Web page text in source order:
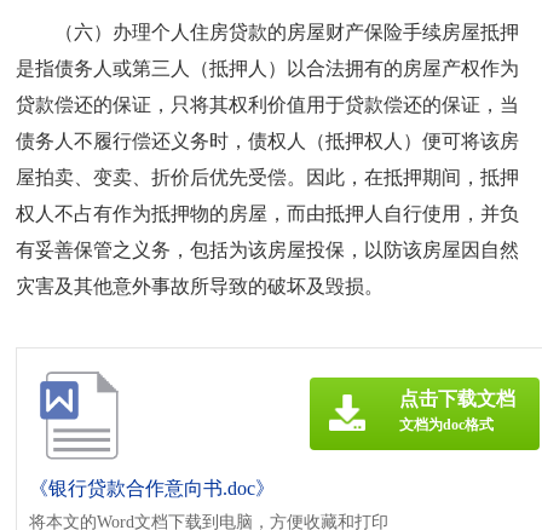
（六）办理个人住房贷款的房屋财产保险手续房屋抵押
是指债务人或第三人（抵押人）以合法拥有的房屋产权作为
贷款偿还的保证，只将其权利价值用于贷款偿还的保证，当
债务人不履行偿还义务时，债权人（抵押权人）便可将该房
屋拍卖、变卖、折价后优先受偿。因此，在抵押期间，抵押
权人不占有作为抵押物的房屋，而由抵押人自行使用，并负
有妥善保管之义务，包括为该房屋投保，以防该房屋因自然
灾害及其他意外事故所导致的破坏及毁损。
《银行贷款合作意向书.doc》
将本文的Word文档下载到电脑，方便收藏和打印
点击下载文档
文档为doc格式